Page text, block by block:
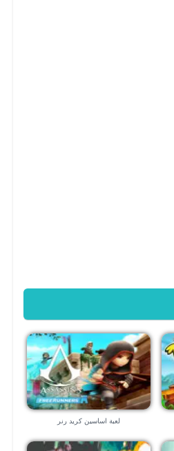
لعبة اساسين كريد رنر